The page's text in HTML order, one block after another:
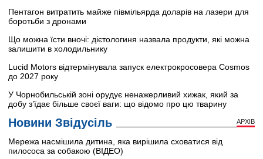
Пентагон витратить майже півмільярда доларів на лазери для
боротьби з дронами
Що можна їсти вночі: дієтологиня назвала продукти, які можна
залишити в холодильнику
Lucid Motors відтермінувала запуск електрокросовера Cosmos
до 2027 року
У Чорнобильській зоні орудує ненажерливий хижак, який за
добу з’їдає більше своєї ваги: що відомо про цю тварину
Новини Звідусіль АРХІВ
Мережа насмішила дитина, яка вирішила сховатися від
пилососа за собакою (ВІДЕО)